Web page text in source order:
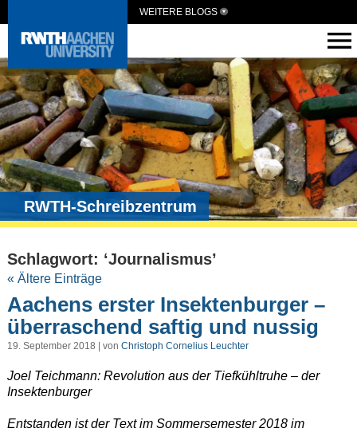
WEITERE BLOGS
RWTH-Schreibzentrum
Schlagwort: ‘Journalismus’
« Ältere Einträge
Aachens erster Insektenburger –
überraschend saftig und nussig
19. September 2018 | von Christoph Cornelius Leuchter
Joel Teichmann: Revolution aus der Tiefkühltruhe – der
Insektenburger
Entstanden ist der Text im Sommersemester 2018 im